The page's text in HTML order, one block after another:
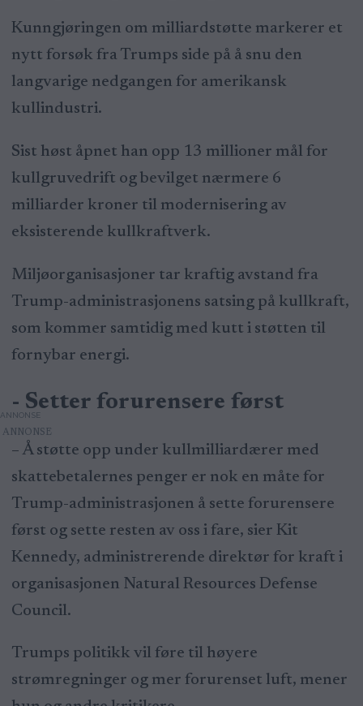
Kunngjøringen om milliardstøtte markerer et
nytt forsøk fra Trumps side på å snu den
langvarige nedgangen for amerikansk
kullindustri.
Sist høst åpnet han opp 13 millioner mål for
kullgruvedrift og bevilget nærmere 6
milliarder kroner til modernisering av
eksisterende kullkraftverk.
Miljøorganisasjoner tar kraftig avstand fra
Trump-administrasjonens satsing på kullkraft,
som kommer samtidig med kutt i støtten til
fornybar energi.
- Setter forurensere først
ANNONSE
– Å støtte opp under kullmilliardærer med
skattebetalernes penger er nok en måte for
Trump-administrasjonen å sette forurensere
først og sette resten av oss i fare, sier Kit
Kennedy, administrerende direktør for kraft i
organisasjonen Natural Resources Defense
Council.
Trumps politikk vil føre til høyere
strømregninger og mer forurenset luft, mener